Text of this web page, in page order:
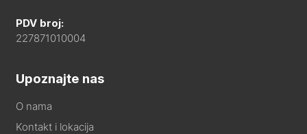
PDV broj:
227871010004
Upoznajte nas
O nama
Kontakt i lokacija